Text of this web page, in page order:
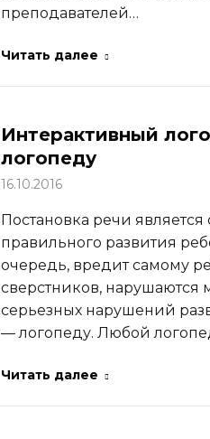
преподавателей…
Читать далее
Интерактивный
логопеду
16.10.2016
Постановка речи
правильного развития
очередь, вредит самому
сверстников,
серьезных нарушений
— логопеду. Любой
Читать далее